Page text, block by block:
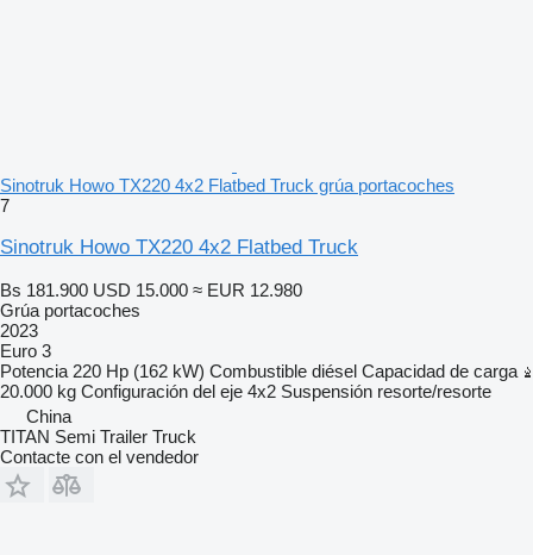
Sinotruk Howo TX220 4x2 Flatbed Truck grúa portacoches
7
Sinotruk Howo TX220 4x2 Flatbed Truck
Bs 181.900 USD 15.000 ≈ EUR 12.980
Grúa portacoches
2023
Euro 3
Potencia 220 Hp (162 kW) Combustible diésel Capacidad de carga
20.000 kg Configuración del eje 4x2 Suspensión resorte/resorte
China
TITAN Semi Trailer Truck
Contacte con el vendedor